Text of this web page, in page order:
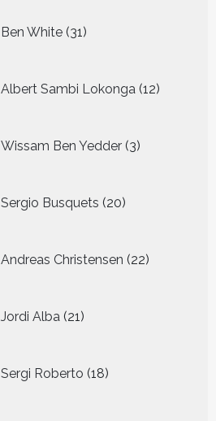
Ben White 31
producten
Albert Sambi Lokonga 12
Wissam Ben Yedder 3
producten
Sergio Busquets 20
producten
Andreas Christensen 22
producten
Jordi Alba 21
producten
Sergi Roberto 18
producten